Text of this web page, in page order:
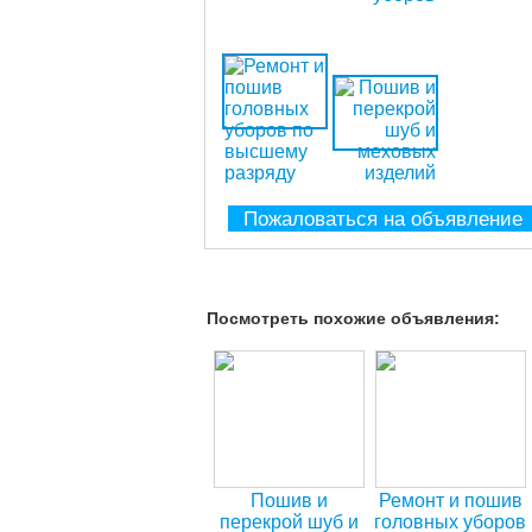
Пожаловаться на объявление
Посмотреть похожие объявления:
Пошив и
перекрой шуб и
Ремонт и пошив
головных уборов